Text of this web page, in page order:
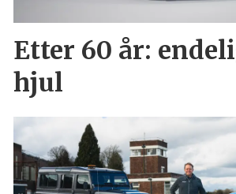
Etter 60 år:
hjul